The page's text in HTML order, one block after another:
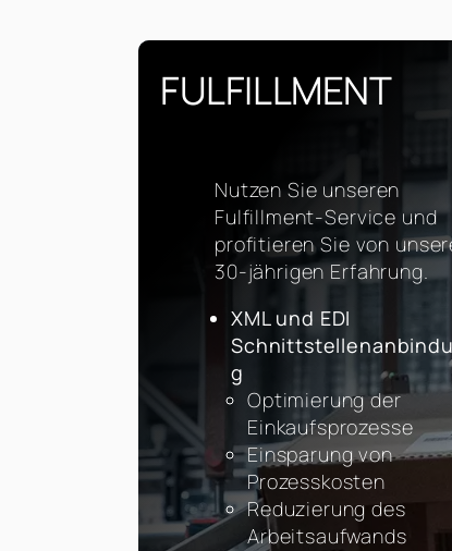
FULFILLMENT
Nutzen Sie unseren
Fulfillment-Service und
profitieren Sie von
30-jährigen Erfahrung.
XML und EDI
g
Optimierung der
Einkaufsprozesse
Einsparung von
Prozesskosten
Reduzierung des
Arbeitsaufwands